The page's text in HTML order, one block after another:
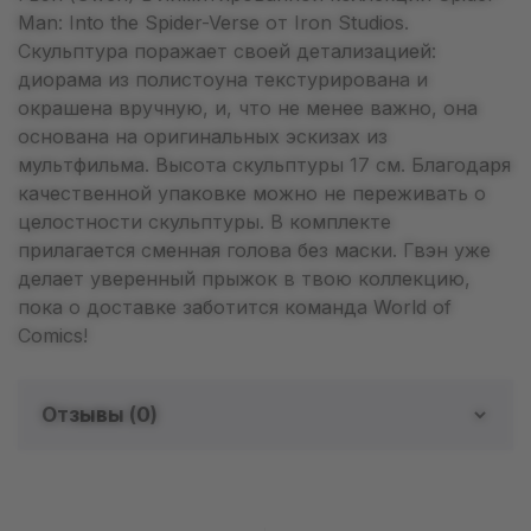
Man: Into the Spider-Verse от Iron Studios.
Скульптура поражает своей детализацией:
диорама из полистоуна текстурирована и
окрашена вручную, и, что не менее важно, она
основана на оригинальных эскизах из
мультфильма. Высота скульптуры 17 см. Благодаря
качественной упаковке можно не переживать о
целостности скульптуры. В комплекте
прилагается сменная голова без маски. Гвэн уже
делает уверенный прыжок в твою коллекцию,
пока о доставке заботится команда World of
Comics!
Отзывы (0)